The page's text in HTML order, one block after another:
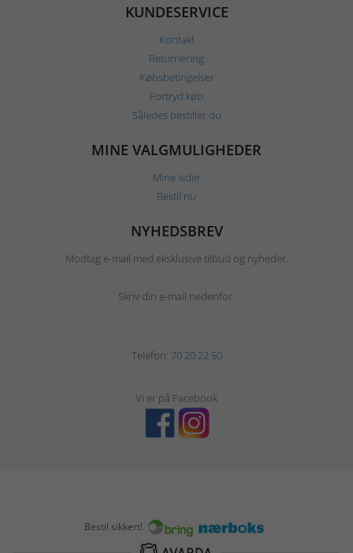
KUNDESERVICE
Kontakt
Returnering
Købsbetingelser
Fortryd køb
Således bestiller du
MINE VALGMULIGHEDER
Mine sider
Bestil nu
NYHEDSBREV
Modtag e-mail med eksklusive tilbud og nyheder.
Skriv din e-mail nedenfor.
Telefon: 70 20 22 50
Vi er på Facebook
Bestil sikkert!